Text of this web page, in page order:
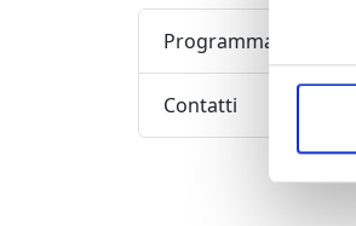
Programma
Contatti